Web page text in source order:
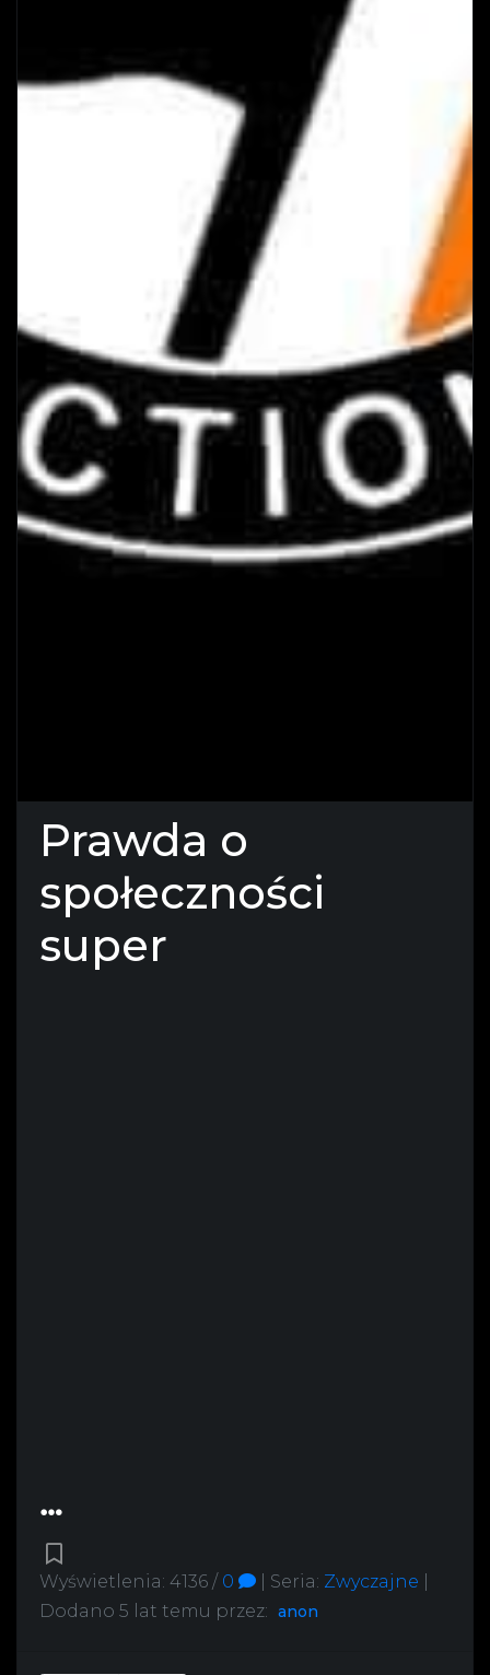
Prawda o
społeczności
super
Wyświetlenia: 4136 / 0 Seria: Zwyczajne
Dodano 5 lat temu przez: anon